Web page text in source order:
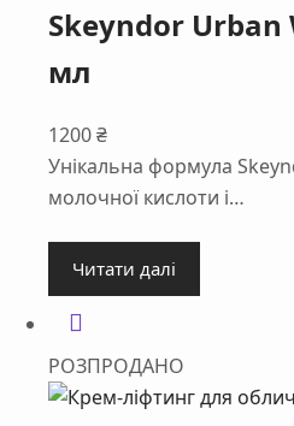
Skeyndor Urban
мл
1200₴
Унікальна формула
молочної кислоти і…
Читати далі
РОЗПРОДАНО